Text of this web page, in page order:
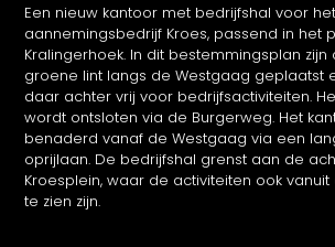
Een nieuw kantoor met bedrijfshal voor het
aannemingsbedrijf Kroes, passend in het
Kralingerhoek. In dit bestemmingsplan
groene lint langs de Westgaag geplaatst
daar achter vrij voor bedrijfsactiviteiten.
wordt ontsloten via de Burgerweg. Het
benaderd vanaf de Westgaag via een
oprijlaan. De bedrijfshal grenst aan de
Kroesplein, waar de activiteiten ook
te zien zijn.